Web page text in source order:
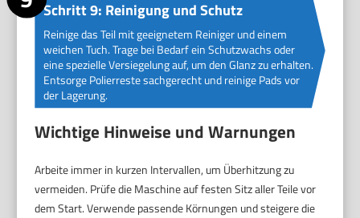
Schritt 9: Reinigung und Schutz
Reinige das Teil mit geeignetem Reiniger und einem
weichen Tuch. Trage bei Bedarf ein Schutzwachs oder
eine spezielle Versiegelung auf, um den Glanz zu erhalten.
Entsorge Polierreste sachgerecht und reinige Pads vor
der Lagerung.
Wichtige Hinweise und Warnungen
Arbeite immer in kurzen Intervallen, um Überhitzung zu
vermeiden. Prüfe die Maschine auf festen Sitz aller Teile vor
dem Start. Verwende passende Körnungen und steigere die